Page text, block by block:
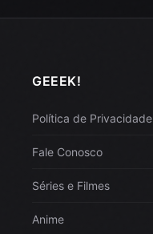
GEEEK!
Política de Privacidade
Fale Conosco
Séries e Filmes
Anime